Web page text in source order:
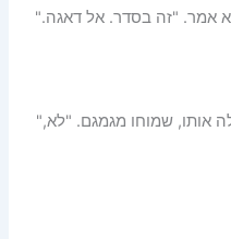
אמר. "זה בסדר. אל דאגה."
אותו, שמוחו מגמגם. "לא,"